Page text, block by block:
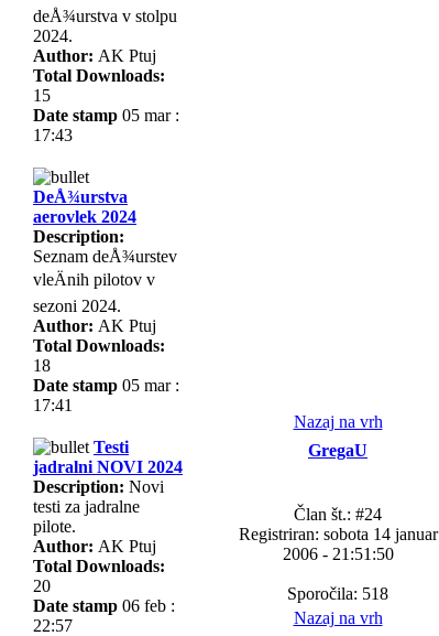
deÅ¾urstva v stolpu
2024.
Author: AK Ptuj
Total Downloads:
15
Date stamp 05 mar :
17:43
DeÅ¾urstva
aerovlek 2024
Description:
Seznam deÅ¾urstev
vleÄnih pilotov v
sezoni 2024.
Author: AK Ptuj
Total Downloads:
18
Date stamp 05 mar :
17:41
Testi
jadralni NOVI 2024
Description: Novi
testi za jadralne
pilote.
Author: AK Ptuj
Total Downloads:
20
Date stamp 06 feb :
22:57
Nazaj na vrh
GregaU
Član št.: #24
Registriran: sobota 14 januar
2006 - 21:51:50
Sporočila: 518
Nazaj na vrh